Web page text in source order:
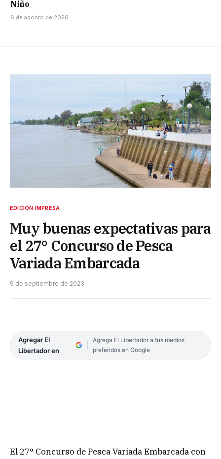
Niño
6 de agosto de 2026
EDICIÓN IMPRESA
Muy buenas expectativas para
el 27° Concurso de Pesca
Variada Embarcada
9 de septiembre de 2023
Agregar El
Libertador en
Agrega El Libertador a tus medios
preferidos en Google
El 27° Concurso de Pesca Variada Embarcada con